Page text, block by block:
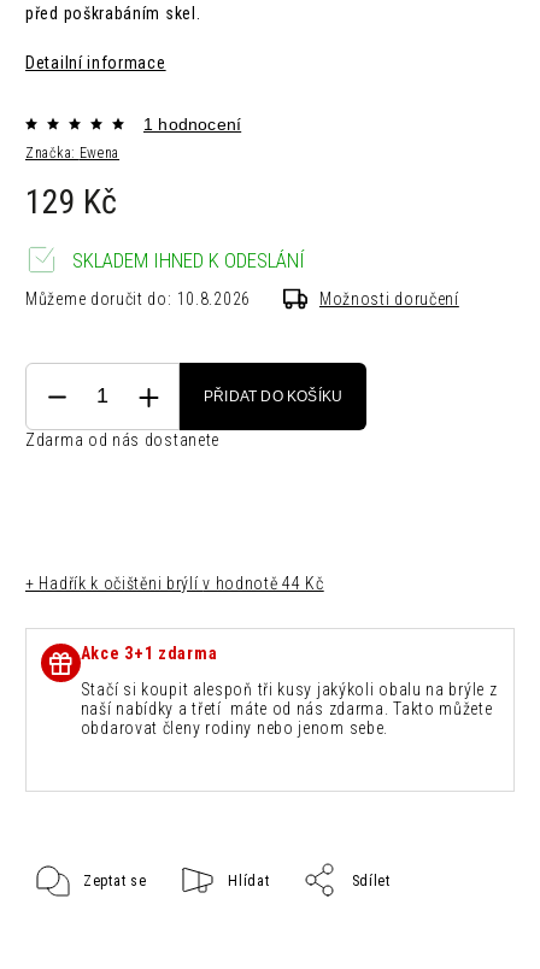
před poškrabáním skel.
Detailní informace
Značka: Ewena
1 hodnocení
129 Kč
SKLADEM IHNED K ODESLÁNÍ
Můžeme doručit do: 10.8.2026 Možnosti doručení
PŘIDAT DO KOŠÍKU
Zdarma od nás dostanete
+ Hadřík k očištěni brýlív hodnotě 44 Kč
Akce 3+1 zdarma
Stačí si koupit alespoň tři kusy jakýkoli obalu na brýle z
naší nabídky a třetí máte od nás zdarma. Takto můžete
obdarovat členy rodiny nebo jenom sebe.
Zeptat se Hlídat Sdílet